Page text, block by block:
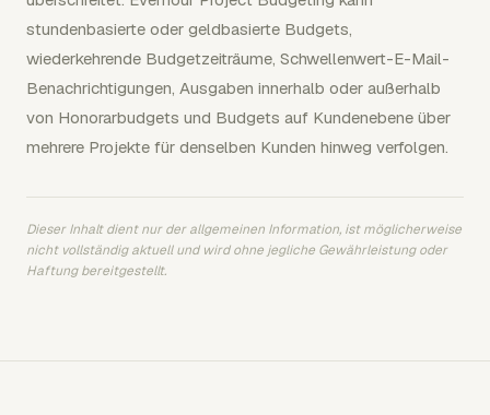
stundenbasierte oder geldbasierte Budgets,
wiederkehrende Budgetzeiträume, Schwellenwert-E-Mail-
Benachrichtigungen, Ausgaben innerhalb oder außerhalb
von Honorarbudgets und Budgets auf Kundenebene über
mehrere Projekte für denselben Kunden hinweg verfolgen.
Dieser Inhalt dient nur der allgemeinen Information, ist möglicherweise
nicht vollständig aktuell und wird ohne jegliche Gewährleistung oder
Haftung bereitgestellt.